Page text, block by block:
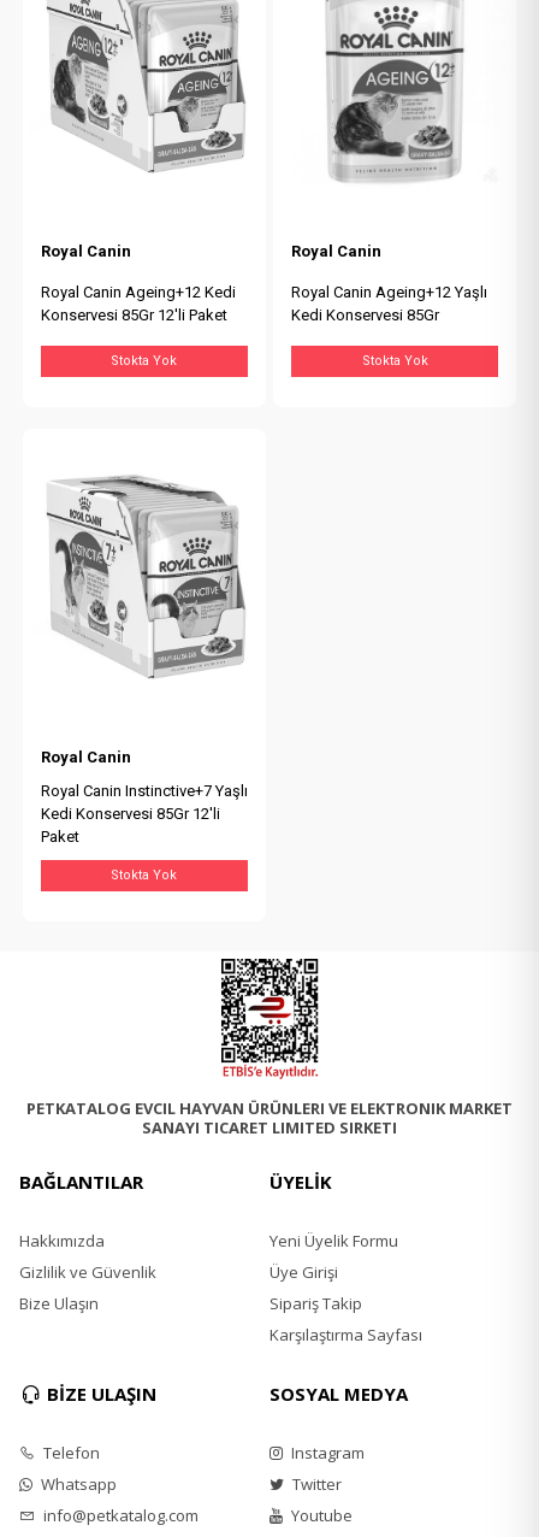
Royal Canin
Royal Canin Ageing+12 Kedi
Konservesi 85Gr 12'li Paket
Stokta Yok
Royal Canin
Royal Canin Ageing+12 Yaşlı
Kedi Konservesi 85Gr
Stokta Yok
Royal Canin
Royal Canin Instinctive+7 Yaşlı
Kedi Konservesi 85Gr 12'li
Paket
Stokta Yok
PETKATALOG EVCIL HAYVAN ÜRÜNLERI VE ELEKTRONIK MARKET
SANAYI TICARET LIMITED SIRKETI
BAĞLANTILAR
Hakkımızda
Gizlilik ve Güvenlik
Bize Ulaşın
ÜYELİK
Yeni Üyelik Formu
Üye Girişi
Sipariş Takip
Karşılaştırma Sayfası
BİZE ULAŞIN
Telefon
Whatsapp
info@petkatalog.com
SOSYAL MEDYA
Instagram
Twitter
Youtube